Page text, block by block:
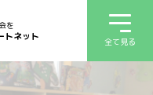
を
トネット 全て見る